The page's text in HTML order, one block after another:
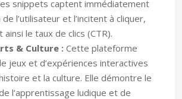
snippets captent immédiatement
l’utilisateur et l’incitent à cliquer,
ainsi le taux de clics (CTR).
& Culture : Cette plateforme
jeux et d’expériences interactives
et la culture. Elle démontre le
l’apprentissage ludique et de